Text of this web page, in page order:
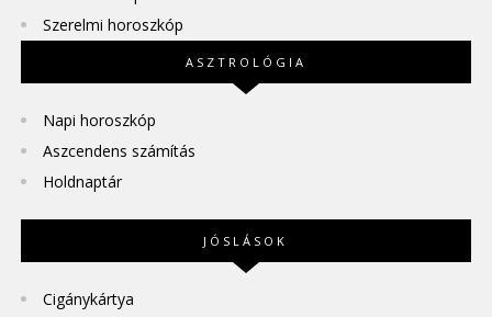
Szerelmi horoszkóp
ASZTROLÓGIA
Napi horoszkóp
Aszcendens számítás
Holdnaptár
JÓSLÁSOK
Cigánykártya